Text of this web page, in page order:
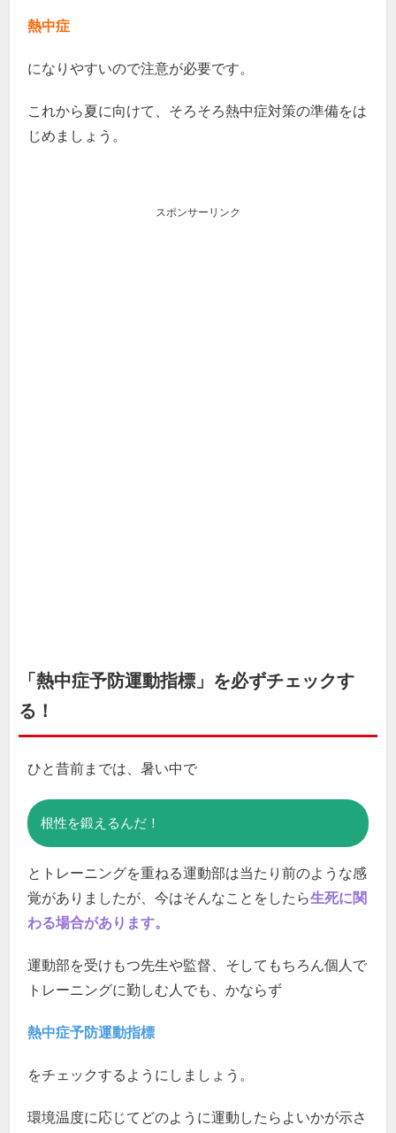
熱中症
になりやすいので注意が必要です。
これから夏に向けて、そろそろ熱中症対策の準備をは
じめましょう。
スポンサーリンク
「熱中症予防運動指標」を必ずチェックす
る！
ひと昔前までは、暑い中で
根性を鍛えるんだ！
とトレーニングを重ねる運動部は当たり前のような感
覚がありましたが、今はそんなことをしたら生死に関
わる場合があります。
運動部を受けもつ先生や監督、そしてもちろん個人で
トレーニングに勤しむ人でも、かならず
熱中症予防運動指標
をチェックするようにしましょう。
環境温度に応じてどのように運動したらよいかが示さ